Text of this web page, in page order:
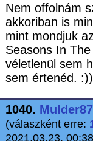
Nem offolnám
akkoriban is
mint mondjuk
Seasons In
véletlenül sem
sem értenéd. :))
1040. Mulder87
(válaszként erre:
2021.03.23.